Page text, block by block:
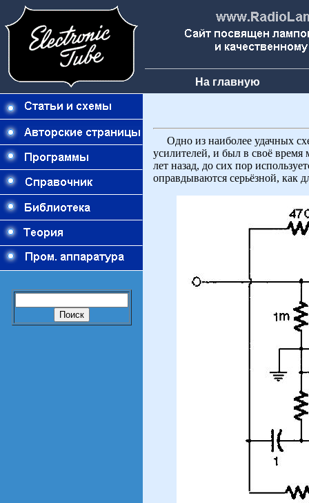
На главную
Одно из наиболее удачных
усилителей, и был в своё
лет назад, до сих пор
оправдываются серьёзной, как